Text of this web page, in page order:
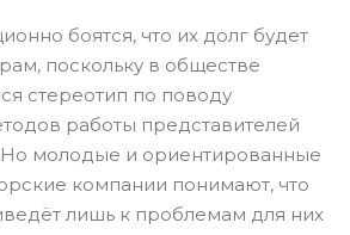
боятся, что их долг будет
поскольку в обществе
стереотип по поводу
работы представителей
молодые и ориентированные
компании понимают, что
лишь к проблемам для них